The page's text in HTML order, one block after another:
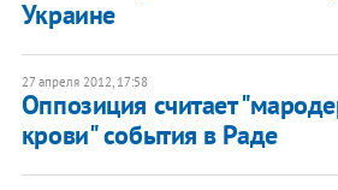
Украине
27 апреля 2012, 17:58
Оппозиция считает
крови" события в Раде